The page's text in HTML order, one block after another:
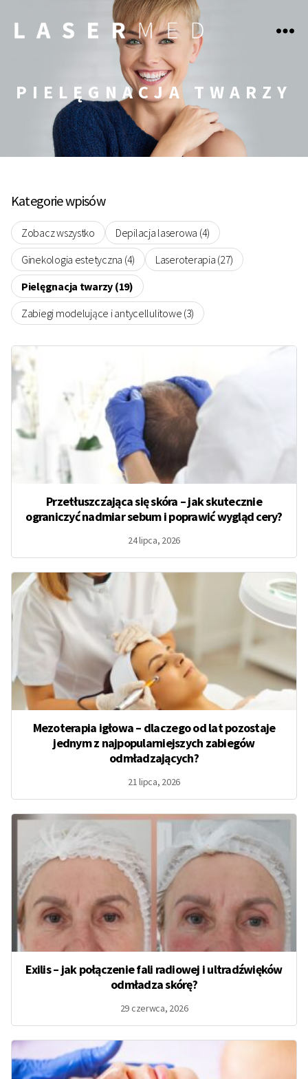
PIELĘGNACJA TWARZY
Kategorie wpisów
Zobacz wszystko
Depilacja laserowa (4)
Ginekologia estetyczna (4)
Laseroterapia (27)
Pielęgnacja twarzy (19)
Zabiegi modelujące i antycellulitowe (3)
Przetłuszczająca się skóra – jak skutecznie
ograniczyć nadmiar sebum i poprawić wygląd cery?
24 lipca, 2026
Mezoterapia igłowa – dlaczego od lat pozostaje
jednym z najpopularniejszych zabiegów
odmładzających?
21 lipca, 2026
Exilis – jak połączenie fali radiowej i ultradźwięków
odmładza skórę?
29 czerwca, 2026